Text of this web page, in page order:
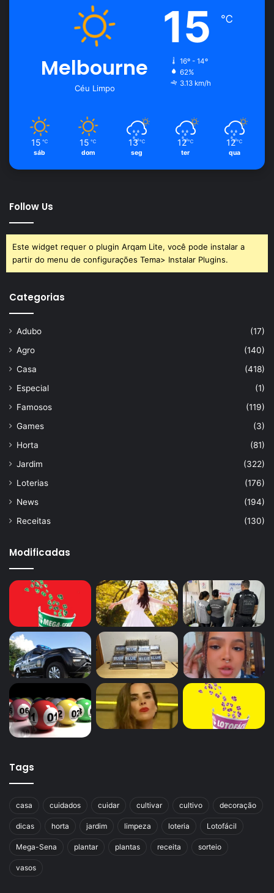
Melbourne
Céu Limpo
15 ℃
16º - 14º
62%
3.13 km/h
15 ℃
sáb
15 ℃
dom
13 ℃
seg
12 ℃
ter
12 ℃
qua
Follow Us
Este widget requer o plugin Arqam Lite, você pode instalar a
partir do menu de configurações Tema> Instalar Plugins.
Categorias
Adubo
(17)
Agro
(140)
Casa
(418)
Especial
(1)
Famosos
(119)
Games
(3)
Horta
(81)
Jardim
(322)
Loterias
(176)
News
(194)
Receitas
(130)
Modificadas
Tags
casa cuidados cuidar cultivar cultivo decoração
dicas horta jardim limpeza loteria Lotofácil
Mega-Sena plantar plantas receita sorteio
vasos